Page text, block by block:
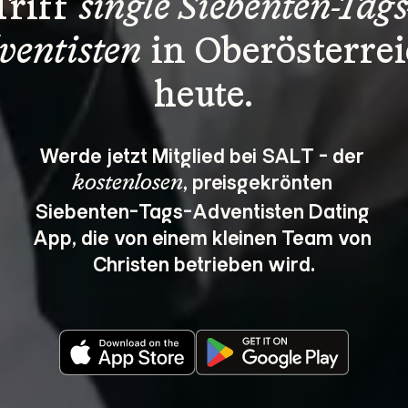
single Siebenten-
in
heute.
Werde jetzt Mitglied bei SALT - der
kostenlosen, preisgekrönten
Siebenten-Tags-Adventisten Dating
App, die von einem kleinen Team von
Christen betrieben wird.